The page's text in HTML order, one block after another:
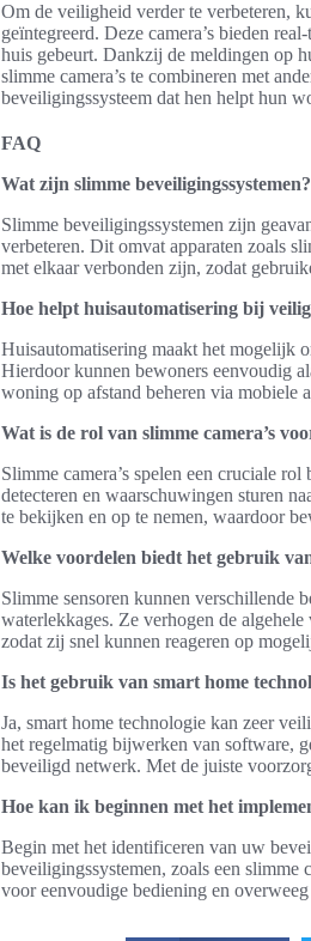
Om de veiligheid verder te verbeteren,
geïntegreerd. Deze camera’s bieden
huis gebeurt. Dankzij de meldingen op
slimme camera’s te combineren met
beveiligingssysteem dat hen helpt hun
FAQ
Wat zijn slimme beveiligingssystemen?
Slimme beveiligingssystemen zijn
verbeteren. Dit omvat apparaten zoals
met elkaar verbonden zijn, zodat
Hoe helpt huisautomatisering bij
Huisautomatisering maakt het mogelijk
Hierdoor kunnen bewoners eenvoudig
woning op afstand beheren via mobiele
Wat is de rol van slimme camera’s
Slimme camera’s spelen een cruciale
detecteren en waarschuwingen sturen
te bekijken en op te nemen, waardoor
Welke voordelen biedt het gebruik
Slimme sensoren kunnen verschillende
waterlekkages. Ze verhogen de
zodat zij snel kunnen reageren op
Is het gebruik van smart home
Ja, smart home technologie kan zeer
het regelmatig bijwerken van software,
beveiligd netwerk. Met de juiste
Hoe kan ik beginnen met het
Begin met het identificeren van uw
beveiligingssystemen, zoals een slimme
voor eenvoudige bediening en